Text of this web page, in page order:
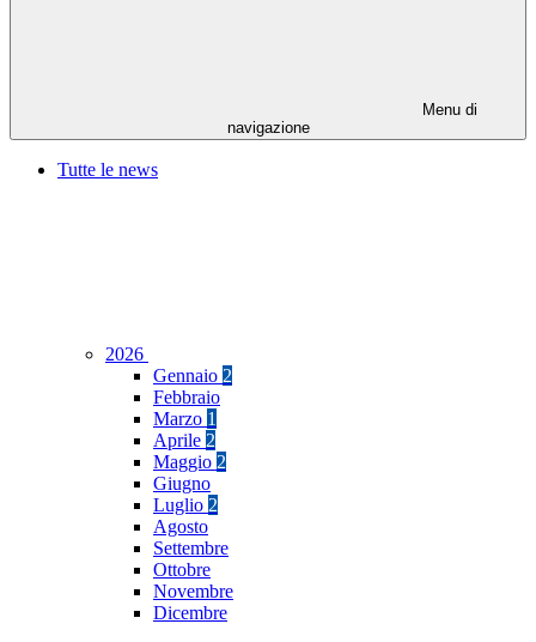
Menu di
navigazione
Tutte le news
2026
Gennaio 2
Febbraio
Marzo 1
Aprile 2
Maggio 2
Giugno
Luglio 2
Agosto
Settembre
Ottobre
Novembre
Dicembre